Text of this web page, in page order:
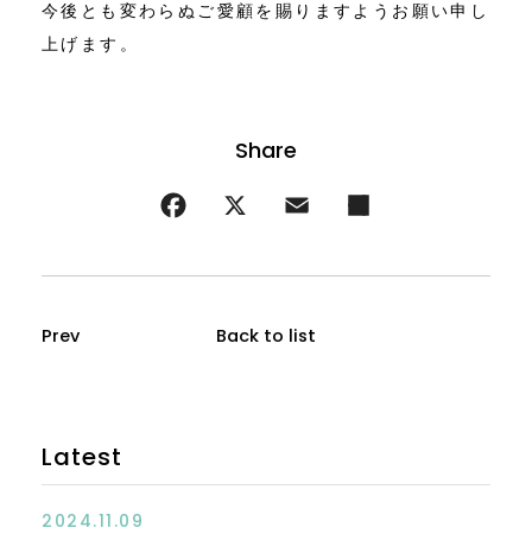
今後とも変わらぬご愛顧を賜りますようお願い申し
上げます。
Prev Back to list
Latest
2024.11.09